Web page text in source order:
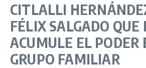
CITLALLI
FÉLIX SALGADO QUE
ACUMULE EL PODER
GRUPO FAMILIAR